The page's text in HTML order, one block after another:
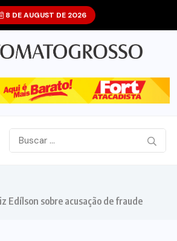
8 DE AUGUST DE 2026
Edílson sobre acusação de fraude